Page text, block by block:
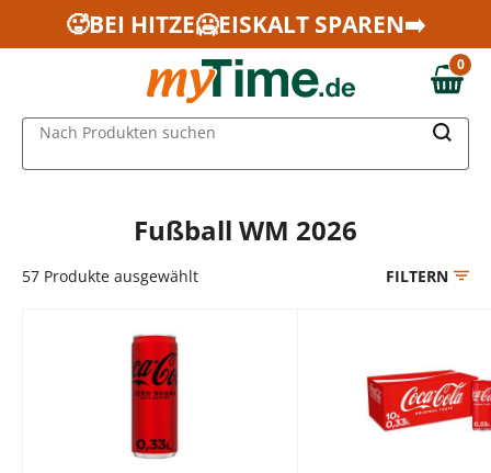
Zum Hauptinhalt springen
Zur Navigation springen
Zur Suche springen
🥵BEI HITZE🥶EISKALT SPAREN➡️
0,00 €
0
Nach Produkten suchen
Fußball WM 2026
57 Produkte ausgewählt FILTERN